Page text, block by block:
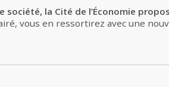
société, la Cité de l’Économie
vous en ressortirez avec une